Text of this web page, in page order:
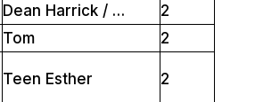
Dean Harrick / …
2
Tom
2
Teen Esther 2